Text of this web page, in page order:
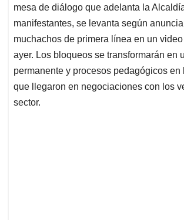
p
p
o
k
I
n
s
mesa de diálogo que adelanta la
manifestantes, se levanta según
muchachos de primera línea en un
ayer. Los bloqueos se transformarán en
permanente y procesos pedagógicos en
que llegaron en negociaciones con los
sector.